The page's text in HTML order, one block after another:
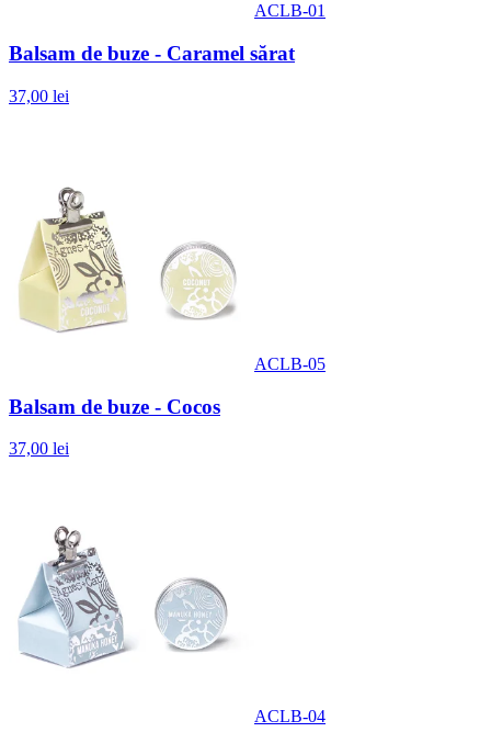
ACLB-01
Balsam de buze - Caramel sărat
37,00 lei
ACLB-05
Balsam de buze - Cocos
37,00 lei
ACLB-04